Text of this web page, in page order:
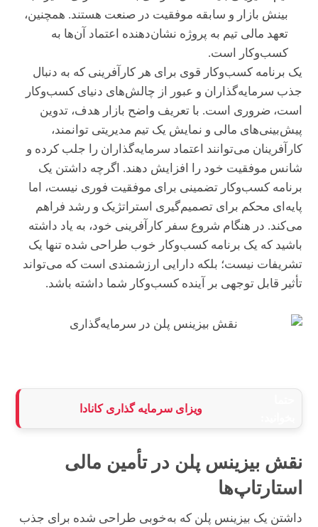
بینش بازار و سابقه موفقیت در صنعت هستند. همچنین،
تعهد مالی تیم به پروژه نشان‌دهنده اعتماد آن‌ها به
کسب‌وکار است.
یک برنامه کسب‌وکار قوی برای هر کارآفرینی که به دنبال
جذب سرمایه‌گذاران و عبور از چالش‌های دنیای کسب‌وکار
است، ضروری است. با تعریف واضح بازار هدف، تدوین
پیش‌بینی‌های مالی و نمایش یک تیم مدیریتی توانمند،
کارآفرینان می‌توانند اعتماد سرمایه‌گذاران را جلب کرده و
شانس موفقیت خود را افزایش دهند. اگرچه داشتن یک
برنامه کسب‌وکار تضمینی برای موفقیت فوری نیست، اما
پایه‌ای محکم برای تصمیم‌گیری استراتژیک و رشد فراهم
می‌کند. در هنگام شروع سفر کارآفرینی خود، به یاد داشته
باشید که یک برنامه کسب‌وکار خوب طراحی شده تنها یک
تشریفات نیست؛ بلکه دارایی ارزشمندی است که می‌تواند
تأثیر قابل توجهی بر آینده کسب‌وکار شما داشته باشد.
ویزای سرمایه گذاری کانادا
نقش بیزینس پلن در تأمین مالی
استارتاپ‌ها
داشتن یک بیزینس پلن که به‌خوبی طراحی شده برای جذب